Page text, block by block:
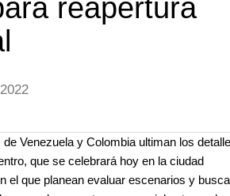
reapertura
Venezuela y Colombia ultiman los
que se celebrará hoy en la ciudad
el que planean evaluar escenarios y